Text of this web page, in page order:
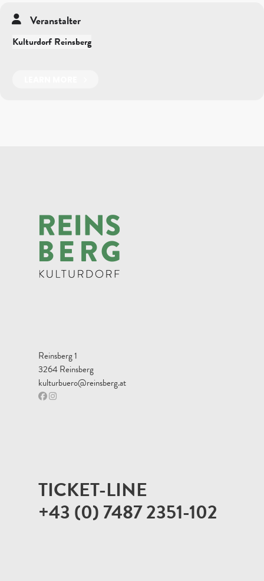
Veranstalter
Kulturdorf Reinsberg
Reinsberg 1
3264 Reinsberg
kulturbuero@reinsberg.at
TICKET-LINE
+43 (0) 7487 2351-102